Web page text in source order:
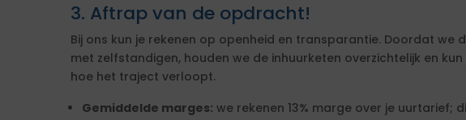
3. Aftrap van de opdracht!
Bij ons kun je rekenen op openheid en transparantie. Doordat we
met zelfstandigen, houden we de inhuurketen overzichtelijk en kun
hoe het traject verloopt.
Gemiddelde marges: we rekenen 13% marge over je uurtarief;